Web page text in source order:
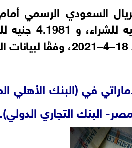
السعودي الرسمي أمام
للشراء، و 4.1981
جنيه
في (البنك
البنك التجاري الدولي).